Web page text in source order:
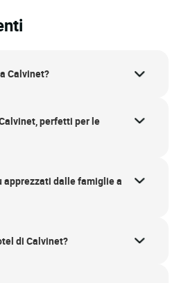
Calvinet?
perfetti per le
apprezzati dalle famiglie a
di Calvinet?